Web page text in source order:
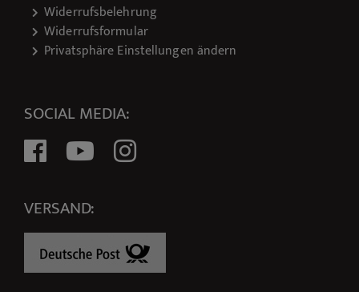
SOCIAL MEDIA:
VERSAND:
Widerrufsbelehrung
Widerrufsformular
Privatsphäre Einstellungen ändern